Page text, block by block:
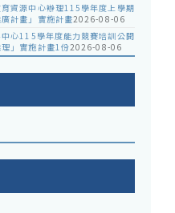
資源中心辦理115學年度上學期
計畫」實施計畫2026-08-06
心115學年度能力競賽培訓公開
」實施計畫1份2026-08-06